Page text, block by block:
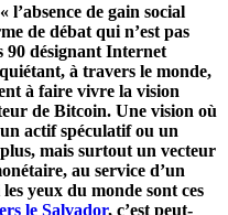
de gain social
de débat qui n’est pas
90 désignant Internet
à travers le monde,
à faire vivre la vision
de Bitcoin. Une vision où
actif spéculatif ou un
mais surtout un vecteur
au service d’un
yeux du monde sont ces
le Salvador, c’est peut-